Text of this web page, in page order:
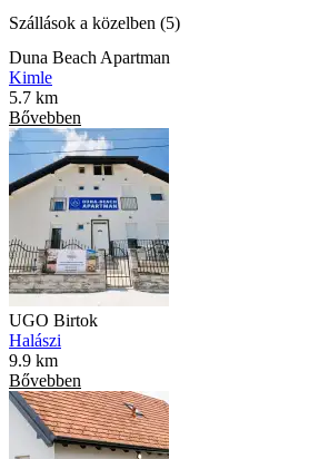
Szállások a közelben (5)
Duna Beach Apartman
Kimle
5.7 km
Bővebben
UGO Birtok
Halászi
9.9 km
Bővebben